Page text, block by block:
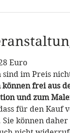
Euro
sind im Preis
frei aus
und zum
für den
Sie können